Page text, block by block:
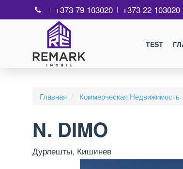
+373 79 103020 +373 22 103020
TEST
Главная Коммерческая Недвижимость
N. DIMO
Дурлешты, Кишинев